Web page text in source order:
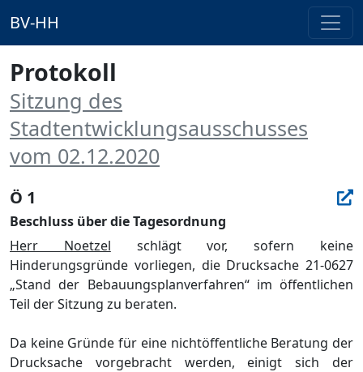
BV-HH
Protokoll
Sitzung des
Stadtentwicklungsausschusses
vom 02.12.2020
Ö 1
Beschluss über die Tagesordnung
Herr Noetzel schlägt vor, sofern keine
Hinderungsgründe vorliegen, die Drucksache 21-0627
„Stand der Bebauungsplanverfahren“im öffentlichen
Teil der Sitzung zu beraten.
Da keine Gründe für eine nichtöffentliche Beratung der
Drucksache vorgebracht werden, einigt sich der